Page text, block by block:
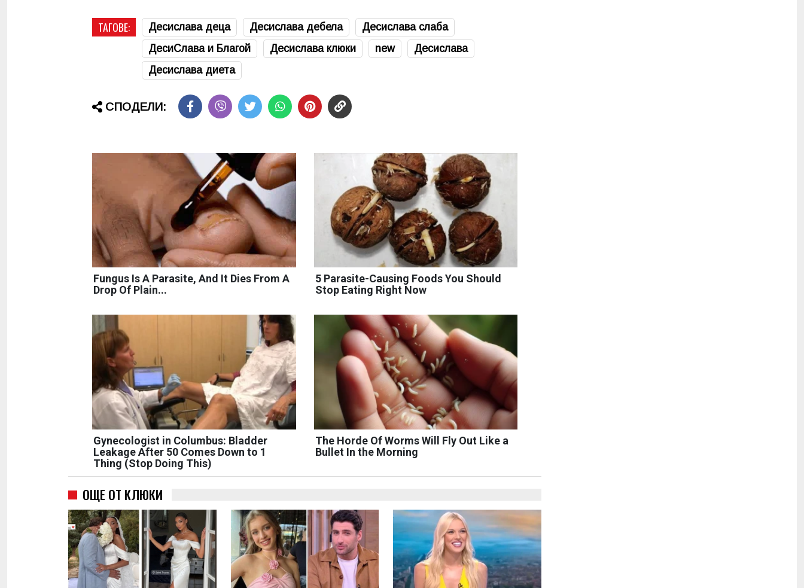
ТАГОВЕ: Десислава деца Десислава дебела
Десислава слаба
ДесиСлава и Благой
Десислава клюки new
Десислава
Десислава диета
СПОДЕЛИ:
Fungus Is A Parasite, And It Dies From A
Drop Of Plain...
5 Parasite-Causing Foods You Should
Stop Eating Right Now
Gynecologist in Columbus: Bladder
Leakage After 50 Comes Down to 1
Thing (Stop Doing This)
The Horde Of Worms Will Fly Out Like a
Bullet In the Morning
ОЩЕ ОТ КЛЮКИ